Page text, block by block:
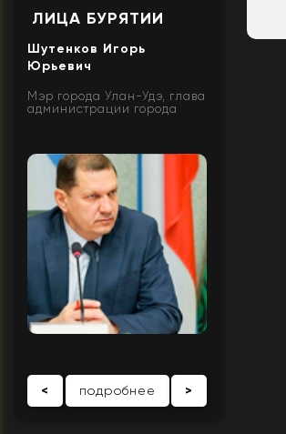
ЛИЦА БУРЯТИИ
Шутенков Игорь
Юрьевич
Мэр города Улан-Удэ, глава
администрации города
< подробнее >